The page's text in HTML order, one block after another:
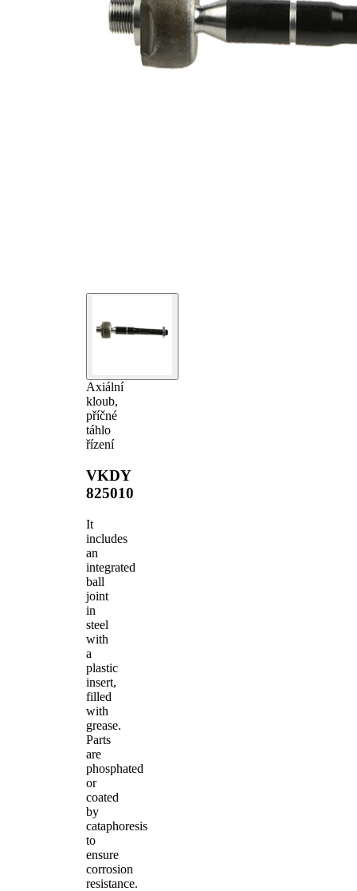
Axiální
kloub,
příčné
táhlo
řízení
VKDY
825010
It
includes
an
integrated
ball
joint
in
steel
with
a
plastic
insert,
filled
with
grease.
Parts
are
phosphated
or
coated
by
cataphoresis
to
ensure
corrosion
resistance.